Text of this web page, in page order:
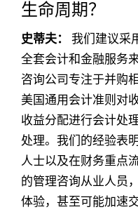
生命周期？
史蒂夫： 我们建议采
全套会计和金融服务
咨询公司专注于并购
美国通用会计准则对
收益分配进行会计处
处理。我们的经验表
人士以及在财务重点
的管理咨询从业人员
体验，甚至可能加速